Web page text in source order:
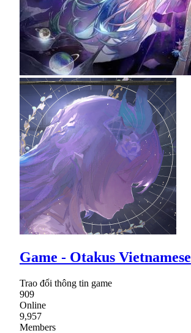
Game - Otakus Vietnamese
Trao đổi thông tin game
909
Online
9,957
Members